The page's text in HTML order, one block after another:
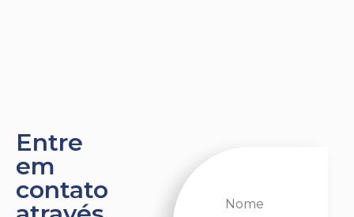
Entre
em
contato